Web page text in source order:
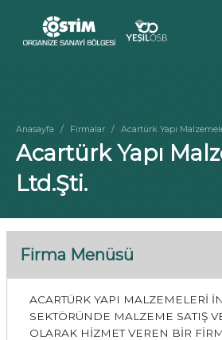
Anasayfa Firmalar Acartürk Yapı
Acartürk Yapı
Ltd.Şti.
Firma Menüsü
ACARTÜRK YAPI MALZEMELERİ
SEKTÖRÜNDE MALZEME SATIŞ
OLARAK HİZMET VEREN BİR